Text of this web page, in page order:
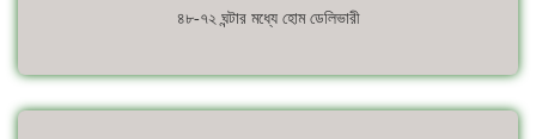
৪৮-৭২ ঘন্টার মধ্যে হোম ডেলিভারী